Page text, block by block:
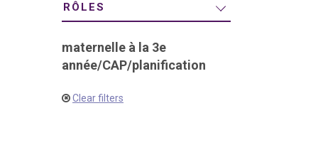
RÔLES
maternelle à la 3e
année/CAP/planification
Clear filters